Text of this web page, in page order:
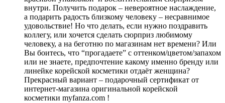
внутри. Получить подарок – невероятное наслаждение,
а подарить радость близкому человеку – несравнимое
удовольствие! Но что делать, если нужно поздравить
коллегу, или хочется сделать сюрприз любимому
человеку, а на беготню по магазинам нет времени? Или
Вы боитесь, что “прогадаете” с оттенком/цветом/запахом
или не знаете, предпочтение какому именно бренду или
линейке корейской косметики отдаёт женщина?
Прекрасный вариант – подарочный сертификат от
интернет-магазина оригинальной корейской
косметики myfanza.com !